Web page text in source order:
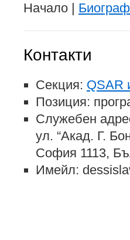
Начало |
Контакти
Секция: QSAR
Позиция:
Служебен
ул. “Акад. Г.
София 1113,
Имейл: